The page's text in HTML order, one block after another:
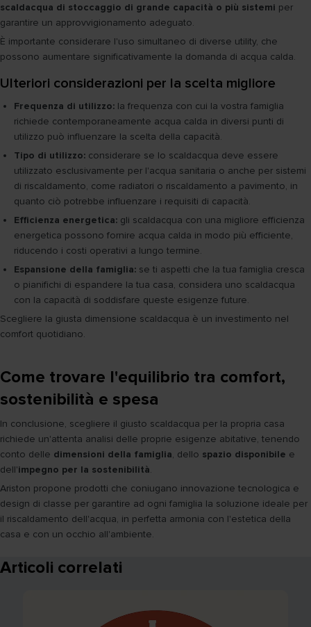
scaldacqua di stoccaggio di grande capacità o più sistemi per
garantire un approvvigionamento adeguato.
È importante considerare l'uso simultaneo di diverse utility, che
possono aumentare significativamente la domanda di acqua calda.
Ulteriori considerazioni per la scelta migliore
Frequenza di utilizzo: la frequenza con cui la vostra famiglia
richiede contemporaneamente acqua calda in diversi punti di
utilizzo può influenzare la scelta della capacità.
Tipo di utilizzo: considerare se lo scaldacqua deve essere
utilizzato esclusivamente per l'acqua sanitaria o anche per sistemi
di riscaldamento, come radiatori o riscaldamento a pavimento, in
quanto ciò potrebbe influenzare i requisiti di capacità.
Efficienza energetica: gli scaldacqua con una migliore efficienza
energetica possono fornire acqua calda in modo più efficiente,
riducendo i costi operativi a lungo termine.
Espansione della famiglia: se ti aspetti che la tua famiglia cresca
o pianifichi di espandere la tua casa, considera uno scaldacqua
con la capacità di soddisfare queste esigenze future.
Scegliere la giusta dimensione scaldacqua è un investimento nel
comfort quotidiano.
Come trovare l'equilibrio tra comfort,
sostenibilità e spesa
In conclusione, scegliere il giusto scaldacqua per la propria casa
richiede un'attenta analisi delle proprie esigenze abitative, tenendo
conto delle dimensioni della famiglia, dello spazio disponibile e
dell'impegno per la sostenibilità.
Ariston propone prodotti che coniugano innovazione tecnologica e
design di classe per garantire ad ogni famiglia la soluzione ideale per
il riscaldamento dell'acqua, in perfetta armonia con l'estetica della
casa e con un occhio all'ambiente.
Articoli correlati